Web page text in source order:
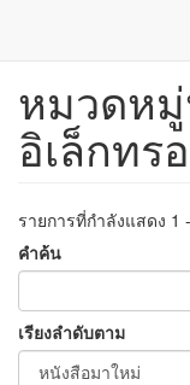
ข้าม
เนื้อหา
หมวดห
อิเล็กทร
รายการที่กำลังแสดง 1
คำค้น
เรียงลำดับตาม